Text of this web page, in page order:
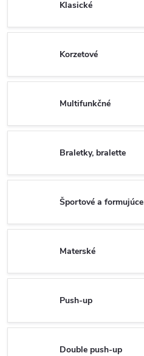
Klasické
Korzetové
Multifunkčné
Braletky, bralette
Športové a formujúce
Materské
Push-up
Double push-up